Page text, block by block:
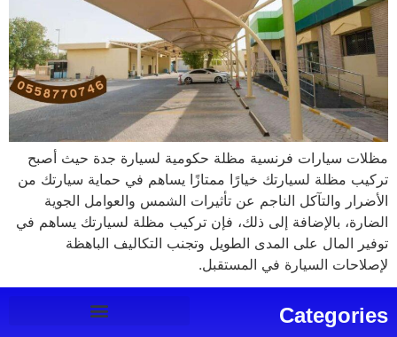
مظلات سيارات فرنسية مظلة حكومية لسيارة جدة حيث أصبح
تركيب مظلة لسيارتك خيارًا ممتازًا يساهم في حماية سيارتك من
الأضرار والتآكل الناجم عن تأثيرات الشمس والعوامل الجوية
الضارة، بالإضافة إلى ذلك، فإن تركيب مظلة لسيارتك يساهم في
توفير المال على المدى الطويل وتجنب التكاليف الباهظة
لإصلاحات السيارة في المستقبل.
Categories